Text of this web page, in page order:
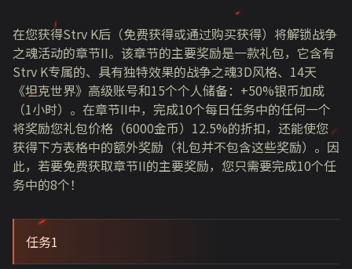
在您获得Strv K后（免费获得或通过购买获得）将解锁战争
之魂活动的章节II。该章节的主要奖励是一款礼包，它含有
Strv K专属的、具有独特效果的战争之魂3D风格、14天
《坦克世界》高级账号和15个个人储备：+50%银币加成
（1小时）。在章节II中，完成10个每日任务中的任何一个
将奖励您礼包价格（6000金币）12.5%的折扣，还能使您
获得下方表格中的额外奖励（礼包并不包含这些奖励）。因
此，若要免费获取章节II的主要奖励，您只需要完成10个任
务中的8个！
任务1